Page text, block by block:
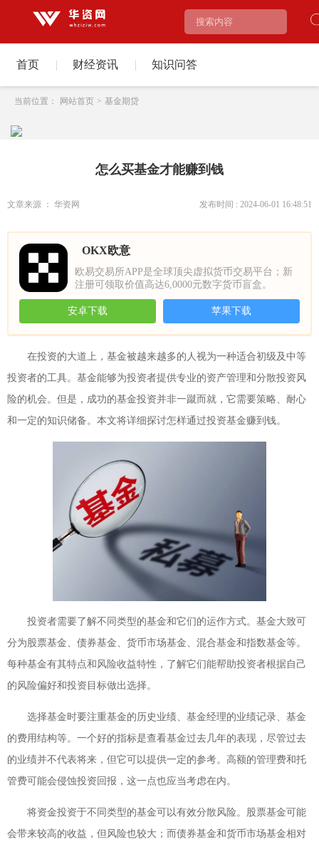
首页 | 财经资讯 | 知识问答
当前位置： 网站首页 > 基金期贷
怎么买基金才能赚到钱
文章来源 ： 华资网 发布时间 : 2024-06-01 16:48:51
OKX欧意
欧易交易所APP是全球顶尖虚拟货币交易平台；新
注册可领取价值高达6,0000元数字货币盲盒。
安卓下载 苹果下载
在投资的大道上，基金被越来越多的人视为一种适合初级及中等
投资者的工具。基金能够为投资者提供专业的资产管理和分散投资风
险的机会。但是，成功的基金投资并非一蹴而就，它需要策略、耐心
和一定的知识储备。本文将详细探讨怎样通过投资基金赚到钱。
投资者需要了解不同类型的基金和它们的运作方式。基金大致可
分为股票基金、债券基金、货币市场基金、混合基金和指数基金等。
每种基金有其特点和风险收益特性，了解它们能帮助投资者根据自己
的风险偏好和投资目标做出选择。
选择基金时要注重基金的历史业绩、基金经理的业绩记录、基金
的费用结构等。一个好的指标是查看基金过去几年的表现，尽管过去
的业绩并不代表将来，但它可以提供一定的参考。高额的管理费和托
管费可能会侵蚀投资回报，这一点也应当考虑在内。
将资金投资于不同类型的基金可以有效分散风险。股票基金可能
会带来较高的收益，但风险也较大；而债券基金和货币市场基金相对